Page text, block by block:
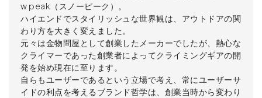
w peak（スノーピーク）。
ハイエンドでスタイリッシュな世界観は、アウトドアの関
わり方を大きく変えました。
元々は金物問屋として創業したメーカーでしたが、熱心な
クライマーであった創業者によってクライミングギアの開
発を始め現在に至ります。
自らもユーザーであるという立場で考え、常にユーザーサ
イドの利点を考えるブランド哲学は、創業当時から変わり